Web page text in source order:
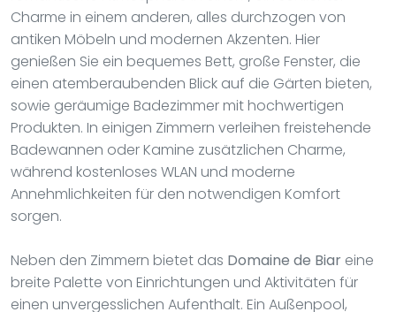
Charme in einem anderen, alles durchzogen von
antiken Möbeln und modernen Akzenten. Hier
genießen Sie ein bequemes Bett, große Fenster, die
einen atemberaubenden Blick auf die Gärten bieten,
sowie geräumige Badezimmer mit hochwertigen
Produkten. In einigen Zimmern verleihen freistehende
Badewannen oder Kamine zusätzlichen Charme,
während kostenloses WLAN und moderne
Annehmlichkeiten für den notwendigen Komfort
sorgen.
Neben den Zimmern bietet das Domaine de Biar eine
breite Palette von Einrichtungen und Aktivitäten für
einen unvergesslichen Aufenthalt. Ein Außenpool,